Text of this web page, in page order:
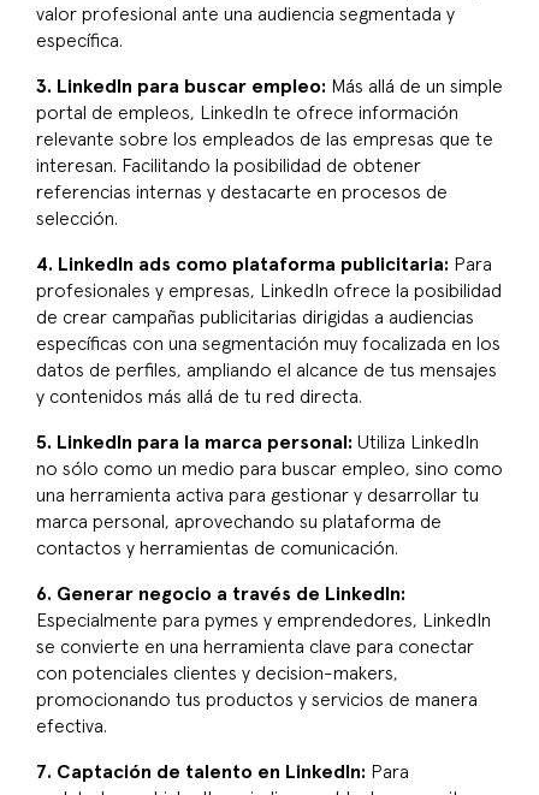
valor profesional ante una audiencia segmentada y
específica.
3. LinkedIn para buscar empleo: Más allá de un simple
portal de empleos, LinkedIn te ofrece información
relevante sobre los empleados de las empresas que te
interesan. Facilitando la posibilidad de obtener
referencias internas y destacarte en procesos de
selección.
4. LinkedIn ads como plataforma publicitaria: Para
profesionales y empresas, LinkedIn ofrece la posibilidad
de crear campañas publicitarias dirigidas a audiencias
específicas con una segmentación muy focalizada en los
datos de perfiles, ampliando el alcance de tus mensajes
y contenidos más allá de tu red directa.
5. LinkedIn para la marca personal: Utiliza LinkedIn
no sólo como un medio para buscar empleo, sino como
una herramienta activa para gestionar y desarrollar tu
marca personal, aprovechando su plataforma de
contactos y herramientas de comunicación.
6. Generar negocio a través de LinkedIn:
Especialmente para pymes y emprendedores, LinkedIn
se convierte en una herramienta clave para conectar
con potenciales clientes y decision-makers,
promocionando tus productos y servicios de manera
efectiva.
7. Captación de talento en LinkedIn: Para